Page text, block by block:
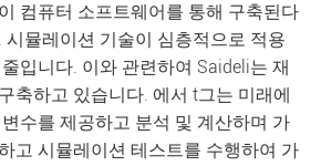
컴퓨터 소프트웨어를 통해 구축된다
시뮬레이션 기술이 심층적으로 적용
입니다. 이와 관련하여 Saideli는 재
축하고 있습니다. 에서 t그는 미래에
수를 제공하고 분석 및 계산하며 가
고 시뮬레이션 테스트를 수행하여 가